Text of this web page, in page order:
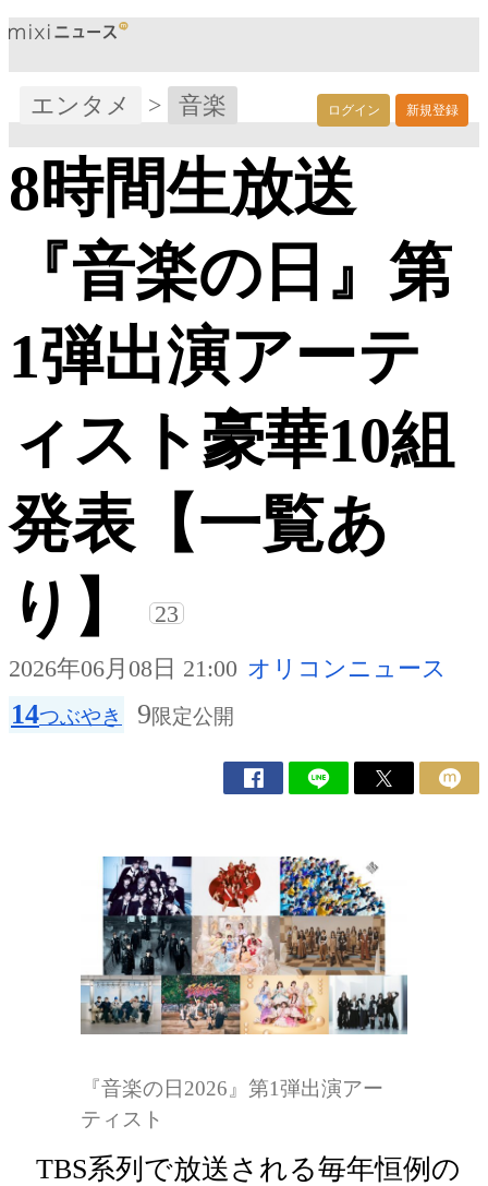
ログイン 新規登録
エンタメ > 音楽
8時間生放送
『音楽の日』第
1弾出演アーテ
ィスト豪華10組
発表【一覧あ
り】
23
2026年06月08日 21:00 オリコンニュース
14つぶやき 9限定公開
『音楽の日2026』第1弾出演アー
ティスト
TBS系列で放送される毎年恒例の